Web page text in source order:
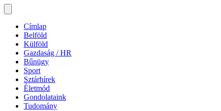
Címlap
Belföld
Külföld
Gazdaság / HR
Bűnügy
Sport
Sztárhírek
Életmód
Gondolataink
Tudomány